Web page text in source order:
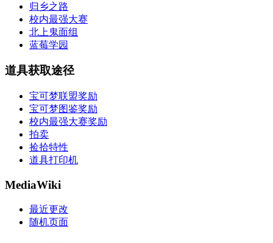
归乡之路
校内最强大赛
北上鬼面组
蓝莓学园
道具获取途径
宝可梦联盟奖励
宝可梦图鉴奖励
校内最强大赛奖励
拍卖
捡拾特性
道具打印机
MediaWiki
最近更改
随机页面